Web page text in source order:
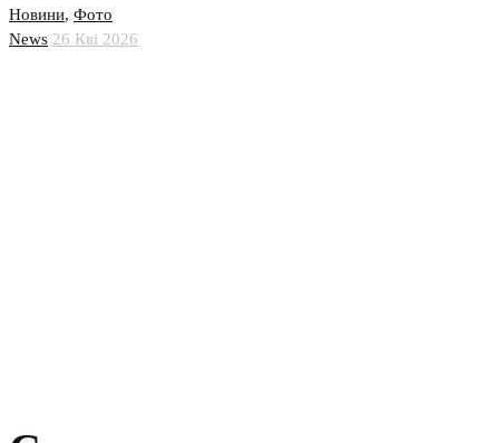
Новини, Фото
News 26 Кві 2026